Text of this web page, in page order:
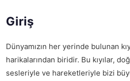
Giriş
Dünyamızın her yerinde bulunan
harikalarından biridir. Bu kıyılar,
sesleriyle ve hareketleriyle bizi